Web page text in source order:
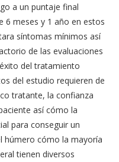
a un puntaje final
6 meses y 1 año en estos
síntomas mínimos así
de las evaluaciones
del tratamiento
del estudio requieren de
tratante, la confianza
así cómo la
para conseguir un
húmero cómo la mayoría
tienen diversos